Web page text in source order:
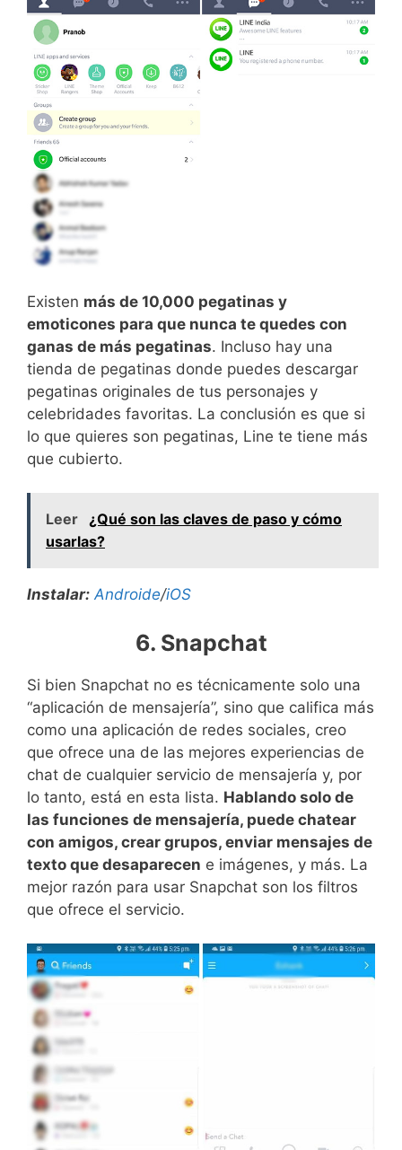
Existen más de 10,000 pegatinas y
emoticones para que nunca te quedes con
ganas de más pegatinas. Incluso hay una
tienda de pegatinas donde puedes descargar
pegatinas originales de tus personajes y
celebridades favoritas. La conclusión es que si
lo que quieres son pegatinas, Line te tiene más
que cubierto.
Leer ¿Qué son las claves de paso y cómo
usarlas?
Instalar: Androide/iOS
6. Snapchat
Si bien Snapchat no es técnicamente solo una
“aplicación de mensajería”, sino que califica más
como una aplicación de redes sociales, creo
que ofrece una de las mejores experiencias de
chat de cualquier servicio de mensajería y, por
lo tanto, está en esta lista. Hablando solo de
las funciones de mensajería, puede chatear
con amigos, crear grupos, enviar mensajes de
texto que desaparecen e imágenes, y más. La
mejor razón para usar Snapchat son los filtros
que ofrece el servicio.